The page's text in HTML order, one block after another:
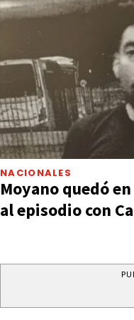
NACIONALES
Moyano quedó
al episodio con